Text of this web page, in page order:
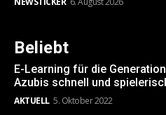
Beliebt
E-Learning für die
Azubis schnell und
AKTUELL 5. Oktober 2022